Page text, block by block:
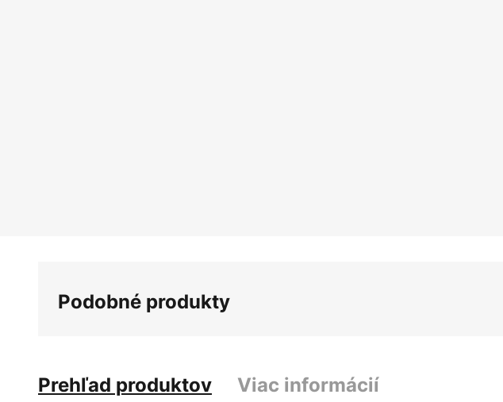
Podobné produkty
Prehľad produktov Viac informácií